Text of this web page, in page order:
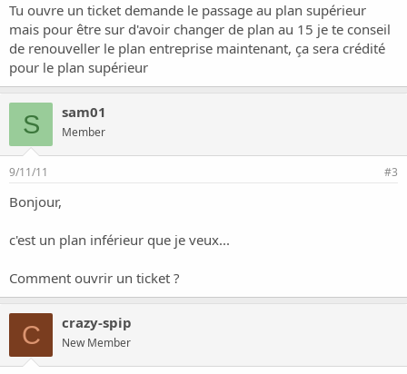
Tu ouvre un ticket demande le passage au plan supérieur
mais pour être sur d'avoir changer de plan au 15 je te conseil
de renouveller le plan entreprise maintenant, ça sera crédité
pour le plan supérieur
S sam01
Member
9/11/11 #3
Bonjour,
c'est un plan inférieur que je veux...
Comment ouvrir un ticket ?
C crazy-spip
New Member